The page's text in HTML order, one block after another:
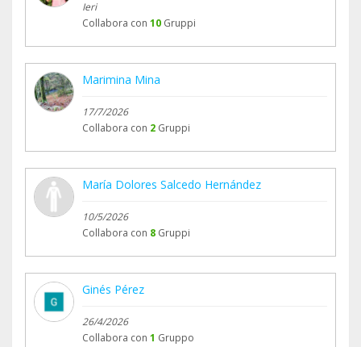
Ieri
Collabora con 10 Gruppi
Marimina Mina
17/7/2026
Collabora con 2 Gruppi
María Dolores Salcedo Hernández
10/5/2026
Collabora con 8 Gruppi
Ginés Pérez
26/4/2026
Collabora con 1 Gruppo